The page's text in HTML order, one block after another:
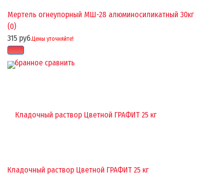
избранное сравнить
Мертель огнеупорный МШ-28 алюминосиликатный 30кг
(0)
315 руб.Цены уточняйте!
Кладочный раствор Цветной ГРАФИТ 25 кг